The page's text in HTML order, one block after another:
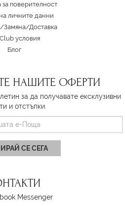
за поверителност
личните данни
Замяна/Доставка
условия
Блог
НАШИТЕ ОФЕРТИ
за да получавате ексклузивни
и отстъпки.
СЕ СЕГА
Messenger